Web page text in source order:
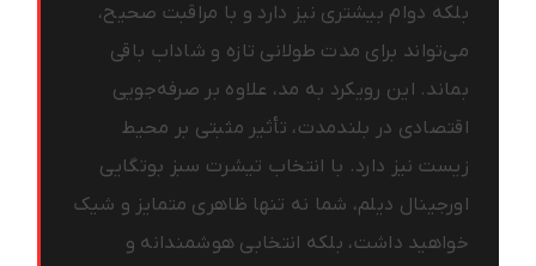
بلکه دوام بیشتری نیز دارد و با مراقبت صحیح،
می‌تواند برای مدت طولانی تازه و شاداب باقی
بماند. این رویکرد به مد، علاوه بر صرفه‌جویی
اقتصادی در بلندمدت، تأثیر مثبتی بر محیط
زیست نیز دارد. با انتخاب تیشرت سبز بوتگایی
اورجینال دیلم، شما نه تنها ظاهری متمایز و شیک
خواهید داشت، بلکه انتخابی هوشمندانه و